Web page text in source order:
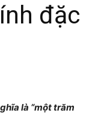
đặc
là “một trăm